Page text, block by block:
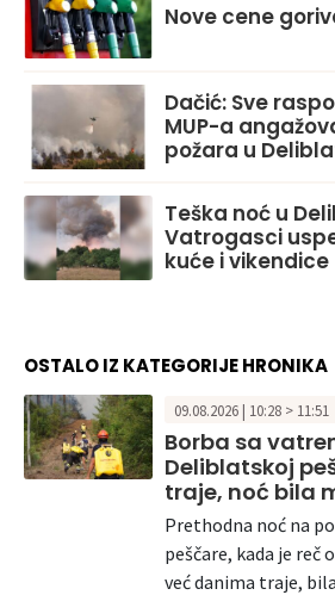
Nove cene
Dačić: Sve
MUP-a
požara u
Teška noć u
Vatrogasci
kuće i vikendice
OSTALO IZ KATEGORIJE HRONIKA
09.08.2026 | 10:28 > 11:51
Borba sa
Deliblatskoj
traje, noć bila
Prethodna noć na
peščare, kada je reč
već danima traje,